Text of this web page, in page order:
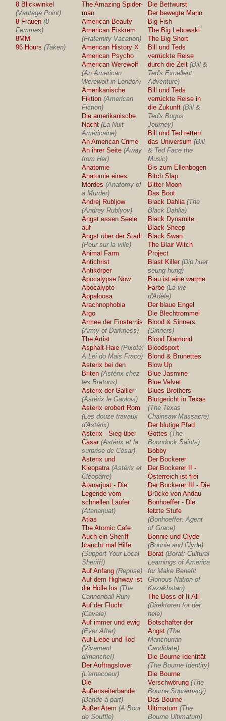
8 Blickwinkel
(Vantage Point)
8 Frauen (8
Femmes)
8MM
96 Hours (Taken)
The Amazing Spider-
man
American Beauty
American Eiskrem
(Fraternity Vacation)
American History X
American Psycho
American Werewolf
(An American
Werewolf in London)
Amerikanische
Fiktion (American
Fiction)
Die amerikanische
Nacht (La Nuit
Américaine)
An American Crime
An ihrer Seite (Away
from Her)
Anatomie
Anatomie eines
Mordes (Anatomy of
a Murder)
Andrej Rubljow
(Andrey Rublyov)
Angst essen Seele
auf
Angst über der Stadt
(Peur sur la ville)
Animal Farm
Antichrist
Antikörper
Apocalypse Now
Apocalypto
Appaloosa
Arachnophobia
Argo
Armee der Finsternis
(Army of Darkness)
The Artist
Asphalt-Haie (Pixote:
A Lei do Mais Fraco)
Asterix bei den
Briten (Astérix chez
les Bretons)
Asterix der Gallier
(Astérix le Gaulois)
Asterix erobert Rom
(Les douze travaux
d'Astérix)
Asterix - Sieg über
Cäsar (Astérix et la
surprise de César)
Asterix und
Kleopatra (Astérix et
Cléopâtre)
Atanarjuat - Die
Legende vom
schnellen Läufer
(Atanarjuat)
Atlas
The Atomic Cafe
Auch ein Sheriff
braucht mal Hilfe
(Support Your Local
Sheriff!)
Auf Anfang (Reprise)
Auf dem Highway ist
die Hölle los (The
Cannonball Run)
Auf der Flucht
(Cavale)
Auf immer und ewig
(Ever After)
Auf Liebe und Tod
(Vivement
dimanche!)
Der Auftragslover
(L'arnacoeur)
Die
Außenseiterbande
(Bande à part)
Außer Atem (A Bout
de Souffle)
Die Bettwurst
Der bewegte Mann
Big Fish
The Big Lebowski
The Big Short
Bill und Teds
verrückte Reise
durch die Zeit (Bill &
Ted's Excellent
Adventure)
Bill und Teds
verrückte Reise in
die Zukunft (Bill &
Ted's Bogus
Journey)
Bill und Ted retten
das Universum (Bill
& Ted Face the
Music)
Bis zum Ellenbogen
Bitch Slap
Bitter Moon
Das Boot
Black Dahlia (The
Black Dahlia)
Black Dynamite
Black Sheep
Black Swan
The Blair Witch
Project
Blast Killer (Dip huet
seung hung)
Blau ist eine warme
Farbe (La vie
d'Adèle)
Der blaue Engel
Die Blechtrommel
Blood & Sinners
(Sinners)
Blood Diamond
Bloodsport
Blond & Brunettes
Blow Up
Blue Jasmine
Blue Velvet
Blues Brothers
Blutgericht in Texas
(The Texas
Chainsaw Massacre)
Der blutige Pfad
Gottes (The
Boondock Saints)
Bobby
Der Bockerer
Der Bockerer II -
Österreich ist frei
Der Bockerer III - Die
Brücke von Andau
Bonhoeffer - Die
letzte Stufe
(Bonhoeffer: Agent
of Grace)
Bonnie und Clyde
(Bonnie and Clyde)
Borat (Borat: Cultural
Learnings of America
for Make Benefit
Glorious Nation of
Kazakhstan)
The Boss of It All
(Direktøren for det
hele)
Botschafter der
Angst (The
Manchurian
Candidate)
Die Bourne Identität
(The Bourne Identity)
Die Bourne
Verschwörung (The
Bourne Supremacy)
Das Bourne
Ultimatum (The
Bourne Ultimatum)